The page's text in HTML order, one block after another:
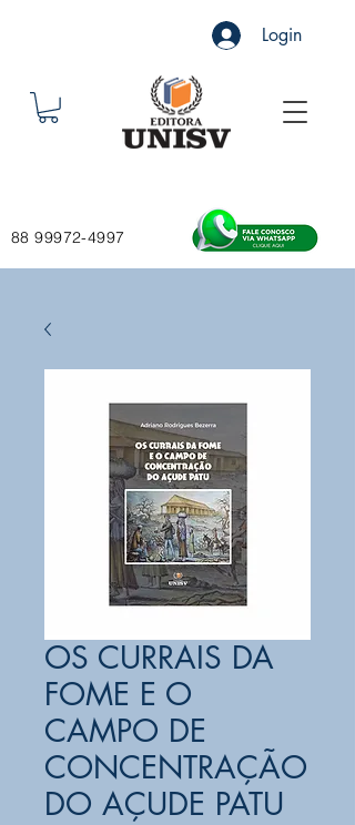
Login
88 99972-4997
OS CURRAIS DA
FOME E O
CAMPO DE
CONCENTRAÇÃO
DO AÇUDE PATU